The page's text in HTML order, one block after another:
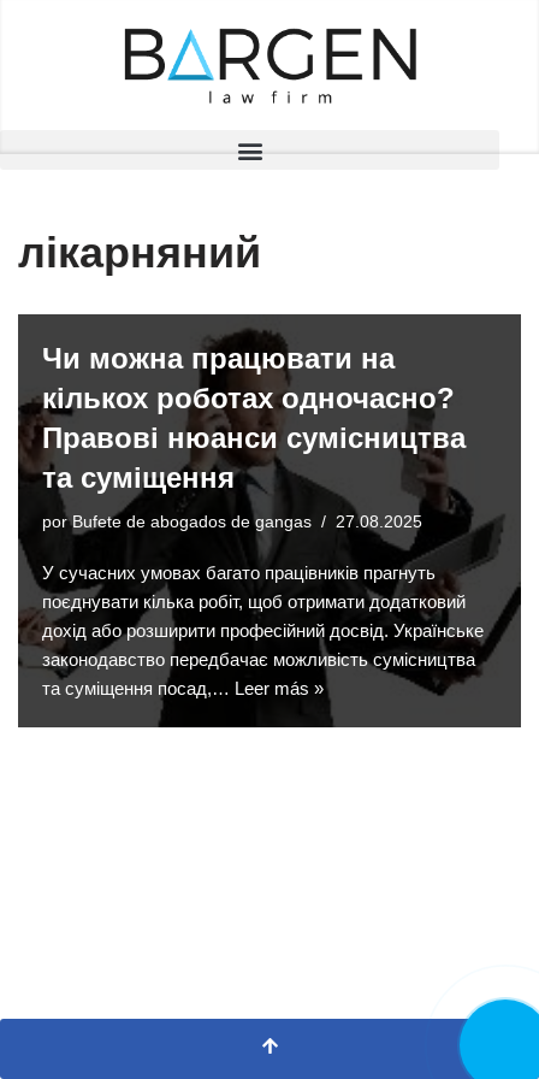
лікарняний
Чи можна працювати на
кількох роботах одночасно?
Правові нюанси сумісництва
та суміщення
porBufete de abogados de gangas 27.08.2025
У сучасних умовах багато працівників прагнуть
поєднувати кілька робіт, щоб отримати додатковий
дохід або розширити професійний досвід. Українське
законодавство передбачає можливість сумісництва
та суміщення посад,… Leer más »